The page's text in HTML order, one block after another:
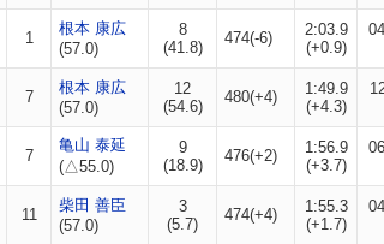
1
根本 康広
(57.0)
8
(41.8)
474(-6)
2:03.9
(+0.9)
7
根本 康広
(57.0)
12
(54.6)
480(+4)
1:49.9
(+4.3)
7
亀山 泰延
(△55.0)
9
(18.9)
476(+2)
1:56.9
(+3.7)
11
柴田 善臣
(57.0)
3
(5.7)
474(+4)
1:55.3
(+1.7)